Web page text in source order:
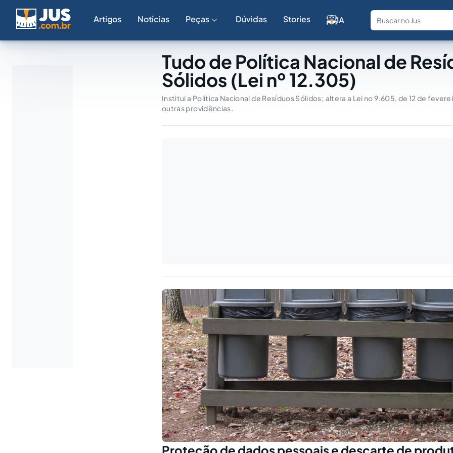
Artigos Notícias Peças Dúvidas Stories IA
Fale com
Tudo de Política Nacional de
Sólidos (Lei nº 12.305)
Institui a Política Nacional de Resíduos Sólidos; altera a Lei no 9.605, de 12 de
outras providências.
Proteção de dados pessoais e descarte de